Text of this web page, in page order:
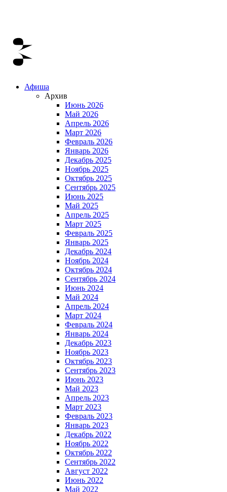
Афиша
Архив
Июнь 2026
Май 2026
Апрель 2026
Март 2026
Февраль 2026
Январь 2026
Декабрь 2025
Ноябрь 2025
Октябрь 2025
Сентябрь 2025
Июнь 2025
Май 2025
Апрель 2025
Март 2025
Февраль 2025
Январь 2025
Декабрь 2024
Ноябрь 2024
Октябрь 2024
Сентябрь 2024
Июнь 2024
Май 2024
Апрель 2024
Март 2024
Февраль 2024
Январь 2024
Декабрь 2023
Ноябрь 2023
Октябрь 2023
Сентябрь 2023
Июнь 2023
Май 2023
Апрель 2023
Март 2023
Февраль 2023
Январь 2023
Декабрь 2022
Ноябрь 2022
Октябрь 2022
Сентябрь 2022
Август 2022
Июнь 2022
Май 2022